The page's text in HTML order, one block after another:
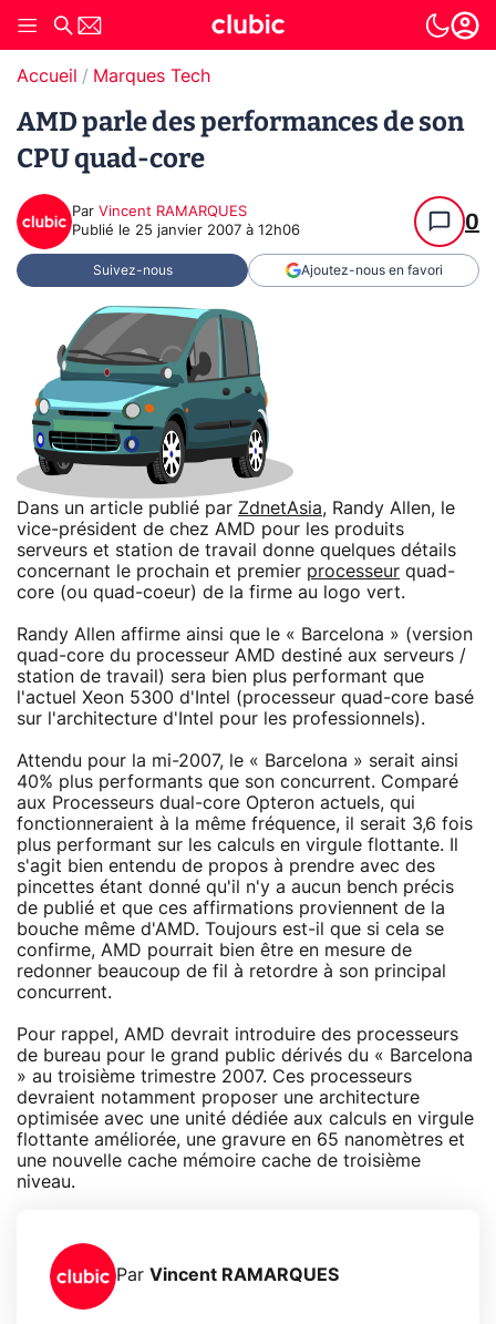
Accueil Marques Tech
AMD parle des performances de son
CPU quad-core
Par Vincent RAMARQUES
Publié le 25 janvier 2007 à 12h06 0
Suivez-nous Ajoutez-nous en favori
Dans un article publié par ZdnetAsia, Randy Allen, le
vice-président de chez AMD pour les produits
serveurs et station de travail donne quelques détails
concernant le prochain et premier processeur quad-
core (ou quad-coeur) de la firme au logo vert.
Randy Allen affirme ainsi que le « Barcelona » (version
quad-core du processeur AMD destiné aux serveurs /
station de travail) sera bien plus performant que
l'actuel Xeon 5300 d'Intel (processeur quad-core basé
sur l'architecture d'Intel pour les professionnels).
Attendu pour la mi-2007, le « Barcelona » serait ainsi
40% plus performants que son concurrent. Comparé
aux Processeurs dual-core Opteron actuels, qui
fonctionneraient à la même fréquence, il serait 3,6 fois
plus performant sur les calculs en virgule flottante. Il
s'agit bien entendu de propos à prendre avec des
pincettes étant donné qu'il n'y a aucun bench précis
de publié et que ces affirmations proviennent de la
bouche même d'AMD. Toujours est-il que si cela se
confirme, AMD pourrait bien être en mesure de
redonner beaucoup de fil à retordre à son principal
concurrent.
Pour rappel, AMD devrait introduire des processeurs
de bureau pour le grand public dérivés du « Barcelona
» au troisième trimestre 2007. Ces processeurs
devraient notamment proposer une architecture
optimisée avec une unité dédiée aux calculs en virgule
flottante améliorée, une gravure en 65 nanomètres et
une nouvelle cache mémoire cache de troisième
niveau.
Par Vincent RAMARQUES